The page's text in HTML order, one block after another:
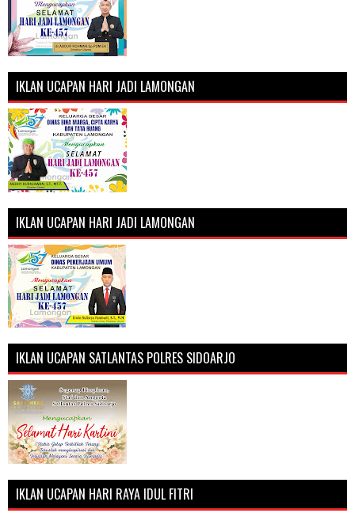
IKLAN UCAPAN HARI JADI LAMONGAN
IKLAN UCAPAN HARI JADI LAMONGAN
IKLAN UCAPAN SATLANTAS POLRES SIDOARJO
IKLAN UCAPAN HARI RAYA IDUL FITRI